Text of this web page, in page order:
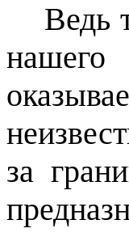
Ведь
за